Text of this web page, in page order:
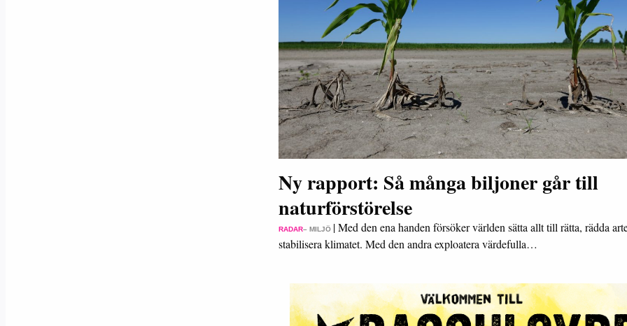
Ny rapport: Så många biljoner går till
naturförstörelse
RADAR– MILJÖ |Med den ena handen försöker världen sätta allt till rätta, rädda
stabilisera klimatet. Med den andra exploatera värdefulla…